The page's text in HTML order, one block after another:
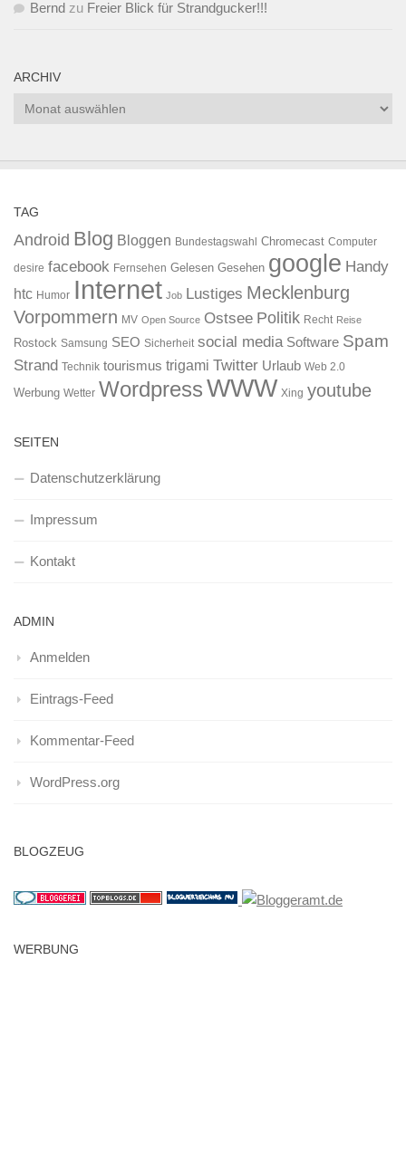
Bernd zu Freier Blick für Strandgucker!!!
ARCHIV
Archiv
TAG
Android Blog Bloggen Bundestagswahl Chromecast Computer
desire facebook Fernsehen Gelesen Gesehen google Handy
htc Humor Internet Job Lustiges Mecklenburg
Vorpommern MV Open Source Ostsee Politik Recht Reise
Rostock Samsung SEO Sicherheit social media Software Spam
Strand Technik tourismus trigami Twitter Urlaub Web 2.0
Werbung Wetter WordpressWWW Xing youtube
SEITEN
Datenschutzerklärung
Impressum
Kontakt
ADMIN
Anmelden
Eintrags-Feed
Kommentar-Feed
WordPress.org
BLOGZEUG
WERBUNG